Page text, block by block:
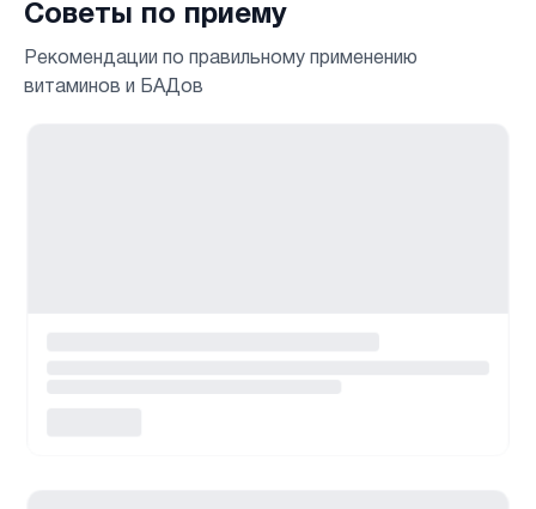
Советы по приему
Рекомендации по правильному применению
витаминов и БАДов